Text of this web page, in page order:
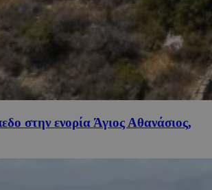
στην ενορία Άγιος Αθανάσιος,